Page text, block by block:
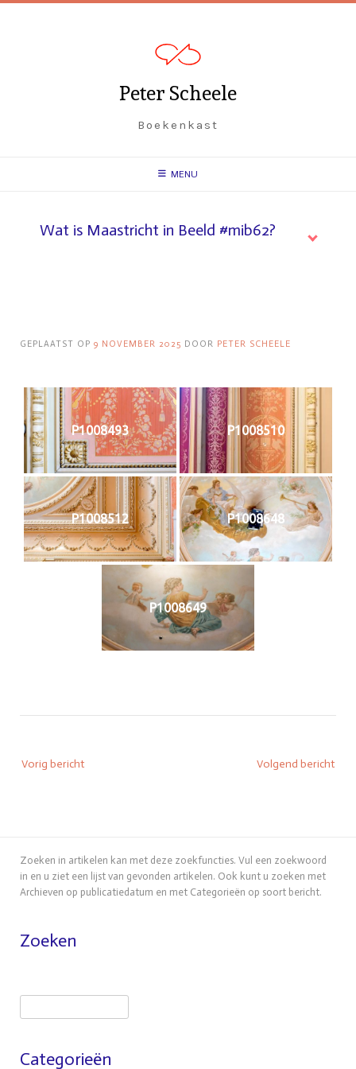
Spring
Peter Scheele
Boekenkast
MENU
Wat is Maastricht in Beeld #mib62?
GEPLAATST OP 9 NOVEMBER 2025 DOOR PETER SCHEELE
P1008493 P1008510
P1008512 P1008648
P1008649
navigatie
Vorig bericht Volgend bericht
Zoeken in artikelen kan met deze zoekfuncties. Vul een zoekwoord
in en u ziet een lijst van gevonden artikelen. Ook kunt u zoeken met
Archieven op publicatiedatum en met Categorieën op soort bericht.
Zoeken
Categorieën